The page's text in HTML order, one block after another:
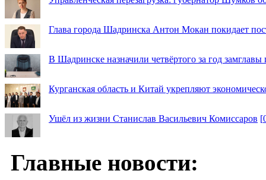
Глава города Шадринска Антон Мокан покидает
В Шадринске назначили четвёртого за год замглавы
Курганская область и Китай укрепляют
Ушёл из жизни Станислав Васильевич Комиссаров [
Главные новости: